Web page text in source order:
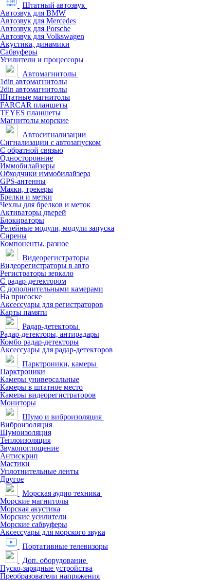
Штатный автозвук
Автозвук для BMW
Автозвук для Mercedes
Автозвук для Porsche
Автозвук для Volkswagen
Акустика, динамики
Сабвуферы
Усилители и процессоры
Автомагнитолы
1din автомагнитолы
2din автомагнитолы
Штатные магнитолы
FARCAR планшеты
TEYES планшеты
Магнитолы морские
Автосигнализации
Сигнализации с автозапуском
С обратной связью
Односторонние
Иммобилайзеры
Обходчики иммобилайзера
GPS-антенны
Маяки, трекеры
Брелки и метки
Чехлы для брелков и меток
Активаторы дверей
Блокираторы
Релейные модули, модули запуска
Сирены
Компоненты, разное
Видеорегистраторы
Видеорегистраторы в авто
Регистраторы зеркало
С радар-детектором
С дополнительными камерами
На присоске
Аксессуары для регистраторов
Карты памяти
Радар-детекторы
Радар-детекторы, антирадары
Комбо радар-детекторы
Аксессуары для радар-детекторов
Парктроники, камеры
Парктроники
Камеры универсальные
Камеры в штатное место
Камеры видеорегистраторов
Мониторы
Шумо и виброизоляция
Виброизоляция
Шумоизоляция
Теплоизоляция
Звукопоглощение
Антискрип
Мастики
Уплотнительные ленты
Другое
Морская аудио техника
Морские магнитолы
Морская акустика
Морские усилители
Морские сабвуферы
Аксессуары для морского звука
Портативные телевизоры
Доп. оборудование
Пуско-зарядные устройства
Преобразователи напряжения